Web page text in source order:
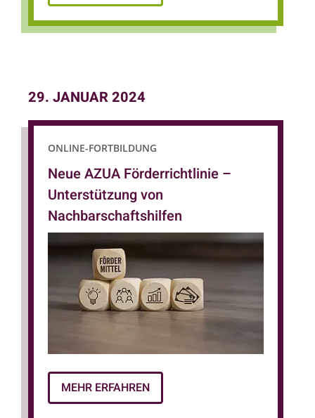
29. JANUAR 2024
ONLINE-FORTBILDUNG
Neue AZUA Förderrichtlinie –
Unterstützung von
Nachbarschaftshilfen
MEHR ERFAHREN